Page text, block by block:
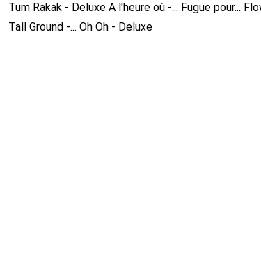
Tum Rakak - Deluxe A l'heure où -... Fugue pour...
Tall Ground -... Oh Oh - Deluxe